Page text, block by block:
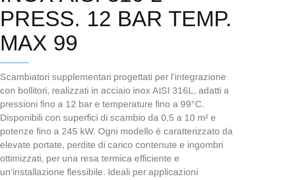
PRESS. 12 BAR TEMP.
MAX 99
Scambiatori supplementari progettati per l’integrazione
con bollitori, realizzati in acciaio inox AISI 316L, adatti a
pressioni fino a 12 bar e temperature fino a 99°C.
Disponibili con superfici di scambio da 0,5 a 10 m² e
potenze fino a 245 kW. Ogni modello è caratterizzato da
elevate portate, perdite di carico contenute e ingombri
ottimizzati, per una resa termica efficiente e
un’installazione flessibile. Ideali per applicazioni